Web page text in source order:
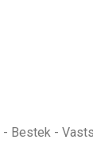
Bestek -